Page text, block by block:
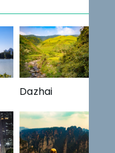
Dazhai